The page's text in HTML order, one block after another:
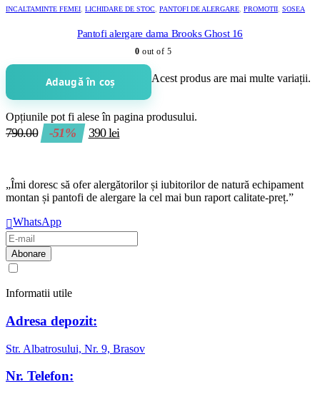
INCALTAMINTE FEMEI, LICHIDARE DE STOC, PANTOFI DE ALERGARE, PROMOTII, SOSEA
Pantofi alergare dama Brooks Ghost 16
0 out of 5
Adaugă în coș Acest produs are mai multe variații.
Opțiunile pot fi alese în pagina produsului.
790.00 -51% 390lei
„Îmi doresc să ofer alergătorilor și iubitorilor de natură echipament
montan și pantofi de alergare la cel mai bun raport calitate-preț.”
WhatsApp
Informatii utile
Adresa depozit:
Str. Albatrosului, Nr. 9, Brasov
Nr. Telefon: